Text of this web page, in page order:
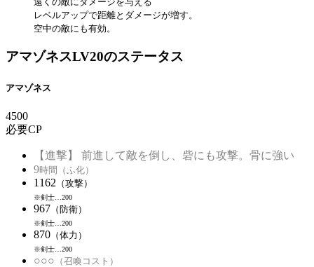
レベルアップで距離とダメージが増す。
空中の敵にも有効。
アマゾネスLV20のステータス
アマゾネス
4500
必要CP
【進撃】 前進して敵を倒し、砦にも攻撃。骨に強い
9時間（ふ化）
1162 （攻撃）
※剣士…200
967 （防衛）
※剣士…200
870 （体力）
※剣士…200
○○○ （召喚コスト）